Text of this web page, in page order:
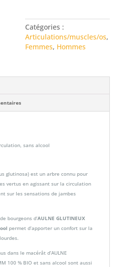
GLUTINEUX
AQUAGEMM
Catégories :
Articulations/muscles/os,
Femmes, Hommes
sans alcool
glutinosa) est un arbre connu pour
vertus en agissant sur la circulation
sur les sensations de jambes
bourgeons d’AULNE GLUTINEUX
permet d’apporter un confort sur la
dans le macérât d’AULNE
100 % BIO et sans alcool sont aussi